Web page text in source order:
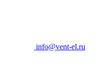
info@vent-el.ru